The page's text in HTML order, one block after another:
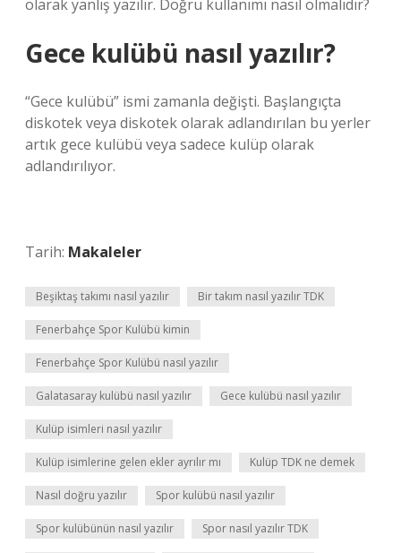
olarak yanlış yazılır. Doğru kullanımı nasıl olmalıdır?
Gece kulübü nasıl yazılır?
“Gece kulübü” ismi zamanla değişti. Başlangıçta
diskotek veya diskotek olarak adlandırılan bu yerler
artık gece kulübü veya sadece kulüp olarak
adlandırılıyor.
Tarih: Makaleler
Beşiktaş takımı nasıl yazılır Bir takım nasıl yazılır TDK
Fenerbahçe Spor Kulübü kimin
Fenerbahçe Spor Kulübü nasıl yazılır
Galatasaray kulübü nasıl yazılır Gece kulübü nasıl yazılır
Kulüp isimleri nasıl yazılır
Kulüp isimlerine gelen ekler ayrılır mı Kulüp TDK ne demek
Nasıl doğru yazılır Spor kulübü nasıl yazılır
Spor kulübünün nasıl yazılır Spor nasıl yazılır TDK